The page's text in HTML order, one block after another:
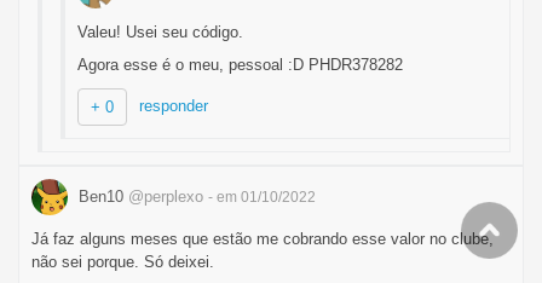
Valeu! Usei seu código.
Agora esse é o meu, pessoal :D PHDR378282
+ 0 responder
Ben10 @perplexo - em 01/10/2022
Já faz alguns meses que estão me cobrando esse valor no clube,
não sei porque. Só deixei.